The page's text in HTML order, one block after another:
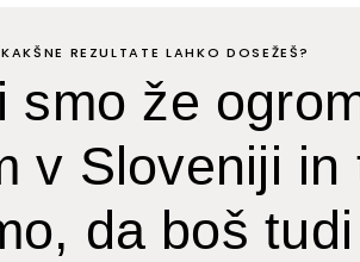
REZULTATE LAHKO DOSEŽEŠ?
smo že
v Sloveniji in
da boš